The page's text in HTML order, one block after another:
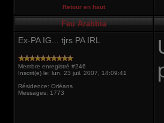
Retour en haut
Feu Arabbia
Ex-PA IG... tjrs PA IRL
Membre enregistré #246
Inscrit(e) le: lun. 23 juil. 2007, 14:09:41
Résidence: Orléans
Messages: 1773